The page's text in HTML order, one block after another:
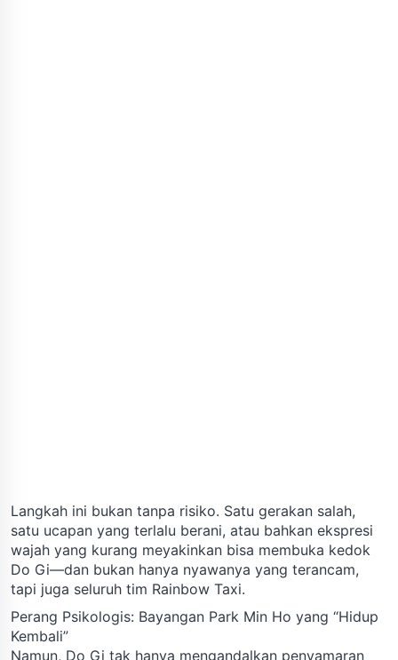
Langkah ini bukan tanpa risiko. Satu gerakan salah,
satu ucapan yang terlalu berani, atau bahkan ekspresi
wajah yang kurang meyakinkan bisa membuka kedok
Do Gi—dan bukan hanya nyawanya yang terancam,
tapi juga seluruh tim Rainbow Taxi.
Perang Psikologis: Bayangan Park Min Ho yang “Hidup
Kembali”
Namun, Do Gi tak hanya mengandalkan penyamaran